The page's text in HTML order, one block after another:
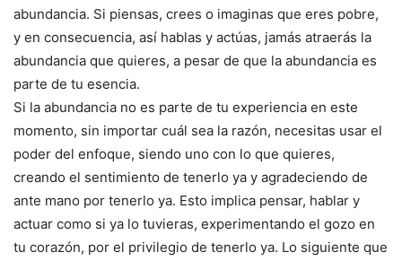
abundancia. Si piensas, crees o imaginas que eres pobre,
y en consecuencia, así hablas y actúas, jamás atraerás la
abundancia que quieres, a pesar de que la abundancia es
parte de tu esencia.
Si la abundancia no es parte de tu experiencia en este
momento, sin importar cuál sea la razón, necesitas usar el
poder del enfoque, siendo uno con lo que quieres,
creando el sentimiento de tenerlo ya y agradeciendo de
ante mano por tenerlo ya. Esto implica pensar, hablar y
actuar como si ya lo tuvieras, experimentando el gozo en
tu corazón, por el privilegio de tenerlo ya. Lo siguiente que